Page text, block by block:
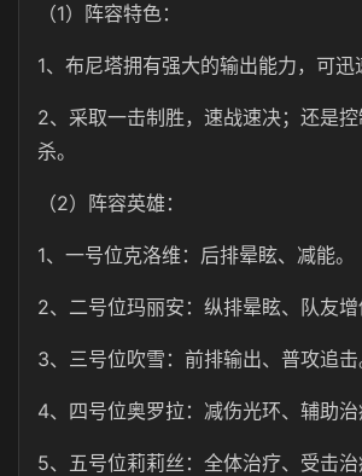
（1）阵容特色：
1、布尼塔拥有强大的输出能力，可迅
2、采取一击制胜，速战速决；还是
杀。
（2）阵容英雄：
1、一号位克洛维：后排晕眩、减能。
2、二号位玛丽安：纵排晕眩、队友增
3、三号位吹雪：前排输出、普攻追击
4、四号位奥罗拉：减伤光环、辅助
5、五号位莉莉丝：全体治疗、受击治